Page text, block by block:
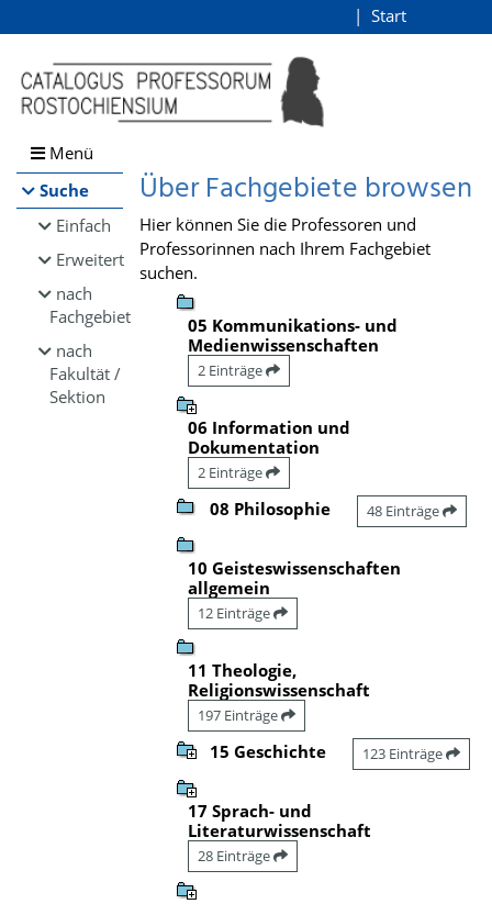
Browsen
direkt zum Inhalt
Start
Menü
Suche
Einfach
Erweitert
nach
Fachgebiet
nach
Fakultät /
Sektion
Über Fachgebiete browsen
Hier können Sie die Professoren und
Professorinnen nach Ihrem Fachgebiet
suchen.
05 Kommunikations- und
Medienwissenschaften
2 Einträge
06 Information und
Dokumentation
2 Einträge
08 Philosophie 48 Einträge
10 Geisteswissenschaften
allgemein
12 Einträge
11 Theologie,
Religionswissenschaft
197 Einträge
15 Geschichte 123 Einträge
17 Sprach- und
Literaturwissenschaft
28 Einträge